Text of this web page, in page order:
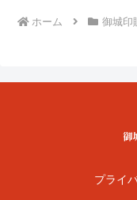
ホーム 御城印
プライ